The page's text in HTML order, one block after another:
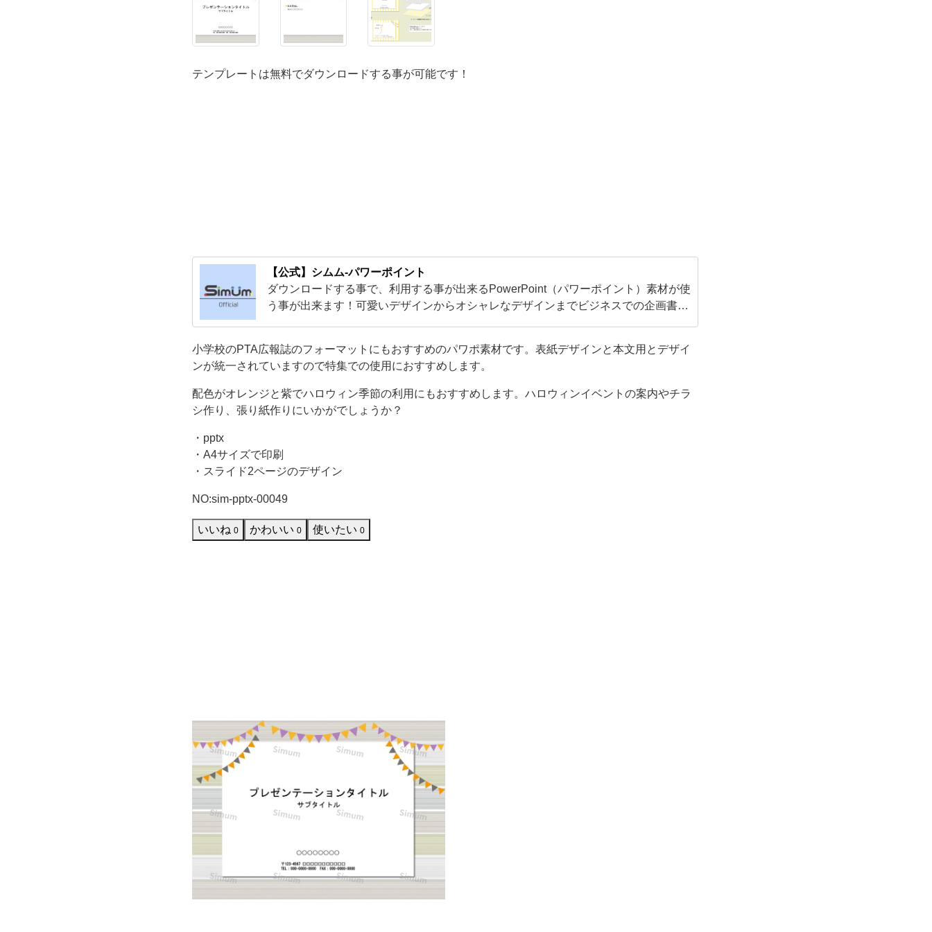
す
素
材
で
す。
表
紙
デ
ザ
イ
と
デ
ザ
イ
ン
が
テンプレートは無料でダウンロードする事が可能です！
【公式】シムム-パワーポイント
ダウンロードする事で、利用する事が出来るPowerPoint（パワーポイント）素材が使
う事が出来ます！可愛いデザインからオシャレなデザインまでビジネスでの企画書の
小学校のPTA広報誌のフォーマットにもおすすめのパワポ素材です。表紙デザインと本文用とデザイ
ンが統一されていますので特集での使用におすすめします。
配色がオレンジと紫でハロウィン季節の利用にもおすすめします。ハロウィンイベントの案内やチラ
シ作り、張り紙作りにいかがでしょうか？
・pptx
・A4サイズで印刷
・スライド2ページのデザイン
NO:sim-pptx-00049
いいね 0 かわいい 0 使いたい 0